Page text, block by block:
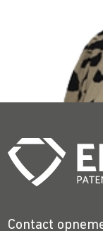
Contact